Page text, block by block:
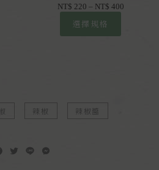
NT$ 220 – NT$ 400
選擇規格
辣椒 辣椒醬